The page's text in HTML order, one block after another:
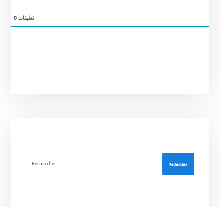
0تعليقات
Rechercher